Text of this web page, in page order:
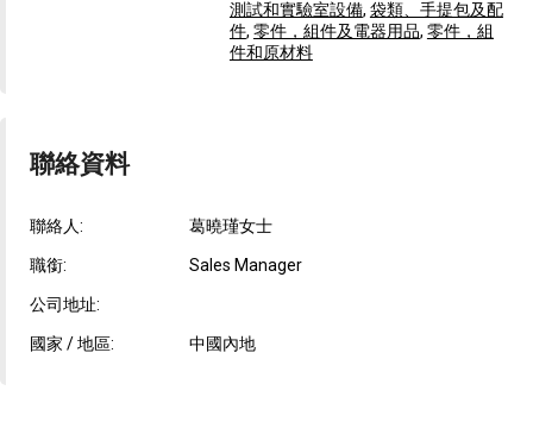
測試和實驗室設備, 袋類、手提包及配
件, 零件，組件及電器用品, 零件，組
件和原材料
聯絡資料
聯絡人: 葛曉瑾女士
職銜: Sales Manager
公司地址:
國家 / 地區: 中國內地